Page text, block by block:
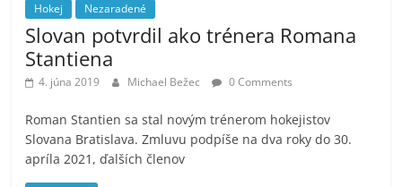
Hokej Nezaradené
Slovan potvrdil ako trénera Romana
Stantiena
4. júna 2019 Michael Bežec 0 Comments
Roman Stantien sa stal novým trénerom hokejistov
Slovana Bratislava. Zmluvu podpíše na dva roky do 30.
apríla 2021, ďalších členov